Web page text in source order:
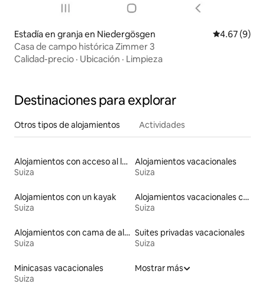
Estadía en granja en Niedergösgen Calificación
4.67 (9)
Casa de campo histórica Zimmer 3
Calidad-precio · Ubicación · Limpieza
Destinaciones para explorar
Otros tipos de alojamientos Actividades
Alojamientos con acceso al lago
Suiza
Alojamientos vacacionales
Suiza
Alojamientos con un kayak
Suiza
Alojamientos vacacionales con piscina
Suiza
Alojamientos con cama de altura accesible
Suiza
Suites privadas vacacionales
Suiza
Minicasas vacacionales
Suiza
Mostrar más